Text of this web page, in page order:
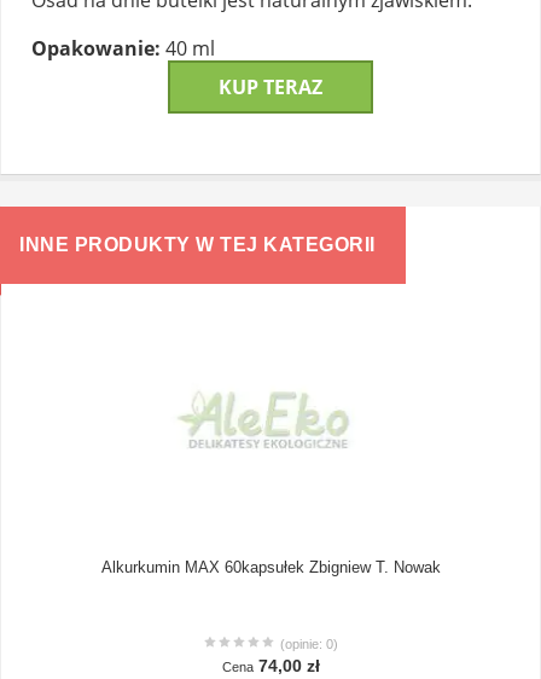
Opakowanie: 40 ml
KUP TERAZ
INNE PRODUKTY W TEJ KATEGORII
Alkurkumin MAX 60kapsułek Zbigniew T. Nowak
(opinie: 0)
Cena 74,00 zł